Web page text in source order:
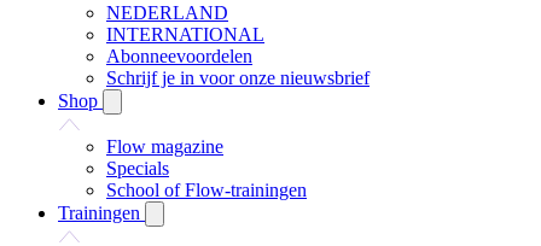
NEDERLAND
INTERNATIONAL
Abonneevoordelen
Schrijf je in voor onze nieuwsbrief
Shop
Flow magazine
Specials
School of Flow-trainingen
Trainingen